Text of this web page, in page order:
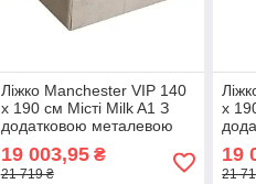
Ліжко Manchester VIP 140
х 190 см Місті Milk A1 З
додатковою металевою
цільнозварною рамою
Бежевий
19 003,95₴
21 719 ₴
х
19
21